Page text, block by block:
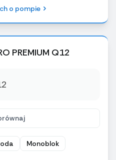
o pompie
PREMIUM Q12
Monoblok